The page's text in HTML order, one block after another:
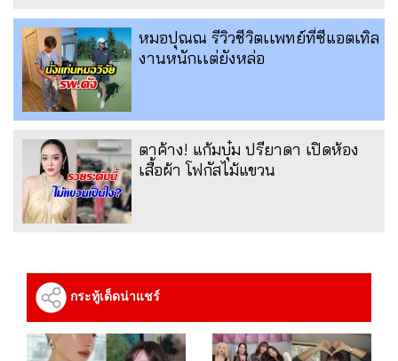
หมอปุณณ รีวิวชีวิตเเพทย์ที่ซีแอตเทิล
งานหนักเเต่ยังหล่อ
ตาค้าง! แก้มบุ๋ม ปรียาดา เปิดห้อง
เสื้อผ้า โฟกัสไม้แขวน
กระทู้เด็ดน่าแชร์